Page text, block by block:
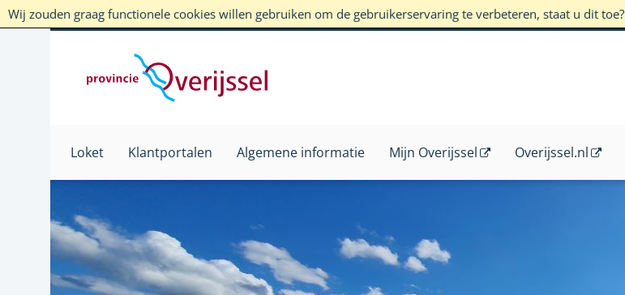
Wij zouden graag functionele cookies willen gebruiken om de gebruikerservaring te verbeteren, staat u dit toe?
Loket Klantportalen Algemene informatie Mijn Overijssel Overijssel.nl